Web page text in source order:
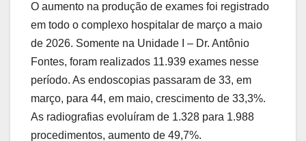
O aumento na produção de exames foi registrado
em todo o complexo hospitalar de março a maio
de 2026. Somente na Unidade I – Dr. Antônio
Fontes, foram realizados 11.939 exames nesse
período. As endoscopias passaram de 33, em
março, para 44, em maio, crescimento de 33,3%.
As radiografias evoluíram de 1.328 para 1.988
procedimentos, aumento de 49,7%.